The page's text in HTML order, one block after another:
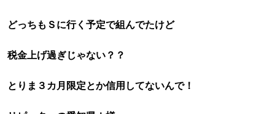
どっちもＳに行く予定で組んでたけど
税金上げ過ぎじゃない？？
とりま３カ月限定とか信用してないんで！